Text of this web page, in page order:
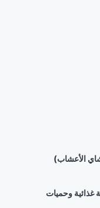
الأعشاب)
غذائية وحميات